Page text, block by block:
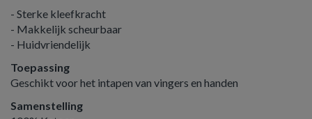
- Sterke kleefkracht
- Makkelijk scheurbaar
- Huidvriendelijk
Toepassing
Geschikt voor het intapen van vingers en handen
Samenstelling